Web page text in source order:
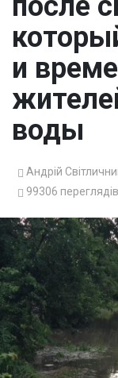
и
воды
Андрій
99306 переглядів